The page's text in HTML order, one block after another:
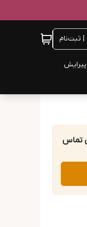
| ثبت‌نام
تماس